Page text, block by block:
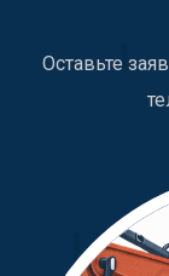
Оставьте